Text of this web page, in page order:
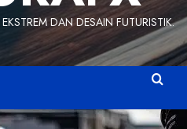
DAN DESAIN FUTURISTIK.